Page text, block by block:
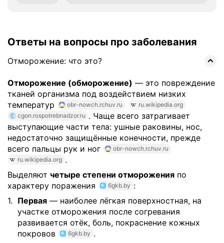
Ответы на вопросы про заболевания
Отморожение: что это?
Отморожение (обморожение) — это повреждение
тканей организма под воздействием низких
температур
obr-nowch.rchuv.ru
ru.wikipedia.org
cgon.rospotrebnadzor.ru . Чаще всего затрагивает
выступающие части тела: ушные раковины, нос,
недостаточно защищённые конечности, прежде
всего пальцы рук и ног
obr-nowch.rchuv.ru
ru.wikipedia.org .
Выделяют четыре степени отморожения по
характеру поражения
6gkb.by :
Первая — наиболее лёгкая поверхностная, на
участке отморожения после согревания
развивается отёк, боль, покраснение кожных
покровов
6gkb.by .